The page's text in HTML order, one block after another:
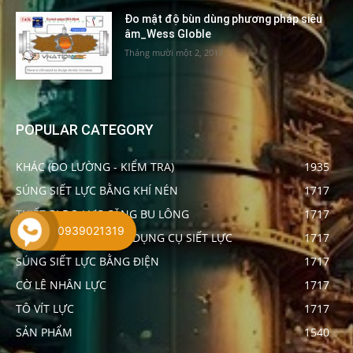
Đo mật độ bùn dùng phương pháp siêu
âm_Wess Globle
Tháng mười một 2, 2017
POPULAR CATEGORY
KHÁC (ĐO LƯỜNG - KIỂM TRA)
1935
SÚNG SIẾT LỰC BẰNG KHÍ NÉN
1717
THIẾT BỊ ĐO LỰC CĂNG BU LÔNG
1717
THIẾT BỊ HIỆU CHUẨN DỤNG CỤ SIẾT LỰC
1717
SÚNG SIẾT LỰC BẰNG ĐIỆN
1717
CỜ LÊ NHÂN LỰC
1717
TÔ VÍT LỰC
1717
SẢN PHẨM
1540
0939021319